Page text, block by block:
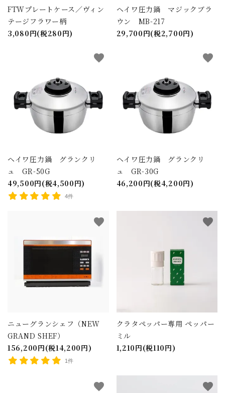
FTWプレートケース／ヴィン
テージフラワー柄
3,080円(税280円)
ヘイワ圧力鍋 マジックブラ
ウン MB-217
29,700円(税2,700円)
ヘイワ圧力鍋 グランクリ
ュ GR-50G
49,500円(税4,500円)
4件
favorite
ヘイワ圧力鍋 グランクリ
ュ GR-30G
46,200円(税4,200円)
favorite
ニューグランシェフ（NEW
GRAND SHEF）
156,200円(税14,200円)
1件
favorite
クラタペッパー専用 ペッパー
ミル
1,210円(税110円)
favorite
favorite favorite
キーワード